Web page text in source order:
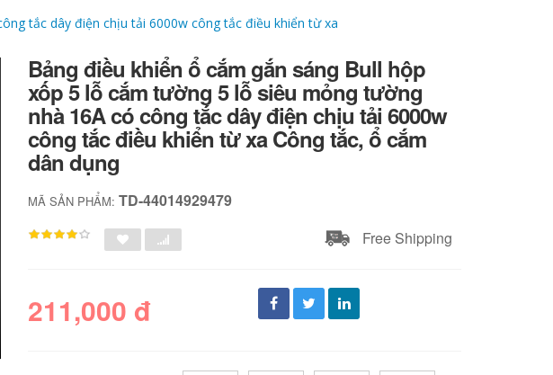
tắc dây điện chịu tải 6000w công tắc điều khiển từ xa
Bảng điều khiển ổ cắm gắn sáng Bull hộp
xốp 5 lỗ cắm tường 5 lỗ siêu mỏng tường
nhà 16A có công tắc dây điện chịu tải 6000w
công tắc điều khiển từ xa Công tắc, ổ cắm
dân dụng
MÃ SẢN PHẨM:TD-44014929479
Free Shipping
211,000 đ